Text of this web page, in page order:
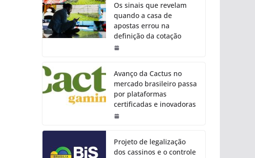
Os sinais que revelam
quando a casa de
apostas errou na
definição da cotação
Avanço da Cactus no
mercado brasileiro passa
por plataformas
certificadas e inovadoras
Projeto de legalização
dos cassinos e o controle